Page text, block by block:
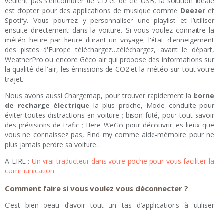
est d’opter pour des applications de musique comme Deezeret
Spotify. Vous pourrez y personnaliser une playlist et l’utiliser
ensuite directement dans la voiture. Si vous voulez connaitre la
météo heure par heure durant un voyage, l'état d'enneigement
des pistes d'Europe téléchargez…téléchargez, avant le départ,
WeatherPro ou encore Géco air qui propose des informations sur
la qualité de l'air, les émissions de CO2 et la météo sur tout votre
trajet.
Nous avons aussi Chargemap, pour trouver rapidement la borne
de recharge électrique la plus proche, Mode conduite pour
éviter toutes distractions en voiture ; bison futé, pour tout savoir
des prévisions de trafic ; Here WeGo pour découvrir les lieux que
vous ne connaissez pas, Find my comme aide-mémoire pour ne
plus jamais perdre sa voiture…
A LIRE : Un vrai traducteur dans votre poche pour vous faciliter la
communication
Comment faire si vous voulez vous déconnecter ?
C’est bien beau d’avoir tout un tas d’applications à utiliser